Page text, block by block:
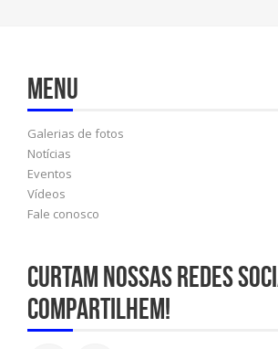
Menu
Galerias de fotos
Notícias
Eventos
Vídeos
Fale conosco
Curtam nossas redes
compartilhem!